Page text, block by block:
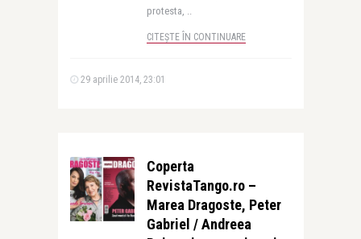
protesta, ..
CITEȘTE ÎN CONTINUARE
29 aprilie 2014, 23:01
Coperta
RevistaTango.ro –
Marea Dragoste, Peter
Gabriel / Andreea